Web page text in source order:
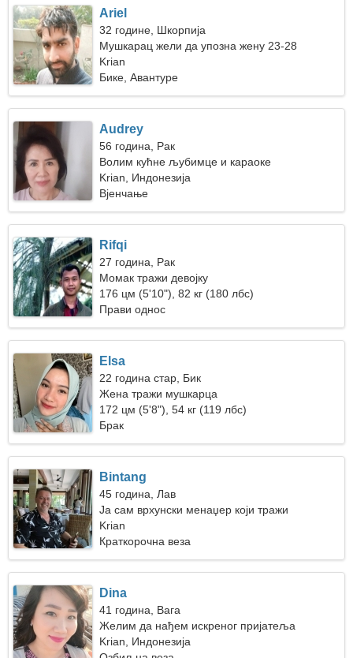
Ariel
32 године, Шкорпија
Мушкарац жели да упозна жену 23-28
Krian
Бике, Авантуре
Audrey
56 година, Рак
Волим кућне љубимце и караоке
Krian, Индонезија
Вјенчање
Rifqi
27 година, Рак
Момак тражи девојку
176 цм (5'10"), 82 кг (180 лбс)
Прави однос
Elsa
22 година стар, Бик
Жена тражи мушкарца
172 цм (5'8"), 54 кг (119 лбс)
Брак
Bintang
45 година, Лав
Ја сам врхунски менаџер који тражи
страствену жену
Krian
Краткорочна веза
Dina
41 година, Вага
Желим да нађем искреног пријатеља
Krian, Индонезија